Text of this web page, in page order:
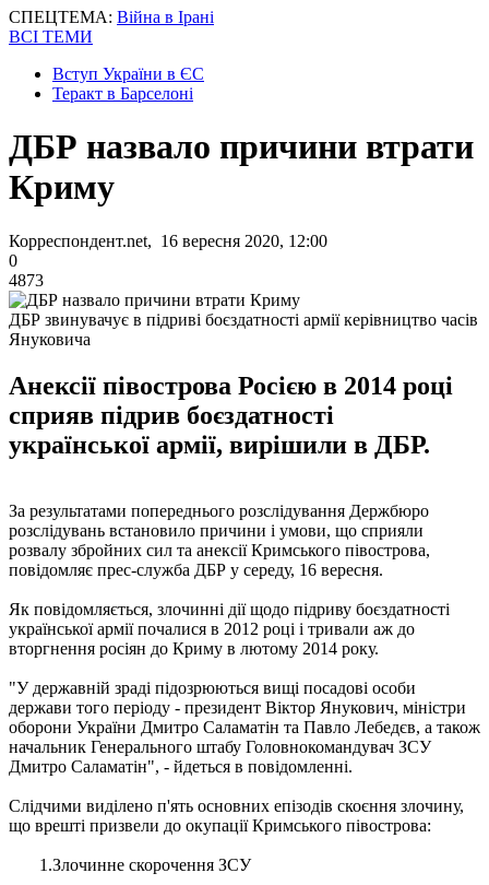
СПЕЦТЕМА: Війна в Ірані
ВСІ ТЕМИ
Вступ України в ЄС
Теракт в Барселоні
ДБР назвало причини втрати
Криму
Корреспондент.net, 16 вересня 2020, 12:00
0
4873
ДБР звинувачує в підриві боєздатності армії керівництво часів
Януковича
Анексії півострова Росією в 2014 році
сприяв підрив боєздатності
української армії, вирішили в ДБР.
За результатами попереднього розслідування Держбюро
розслідувань встановило причини і умови, що сприяли
розвалу збройних сил та анексії Кримського півострова,
повідомляє прес-служба ДБР у середу, 16 вересня.
Як повідомляється, злочинні дії щодо підриву боєздатності
української армії почалися в 2012 році і тривали аж до
вторгнення росіян до Криму в лютому 2014 року.
"У державній зраді підозрюються вищі посадові особи
держави того періоду - президент Віктор Янукович, міністри
оборони України Дмитро Саламатін та Павло Лебедєв, а також
начальник Генерального штабу Головнокомандувач ЗСУ
Дмитро Саламатін", - йдеться в повідомленні.
Слідчими виділено п'ять основних епізодів скоєння злочину,
що врешті призвели до окупації Кримського півострова:
1.Злочинне скорочення ЗСУ